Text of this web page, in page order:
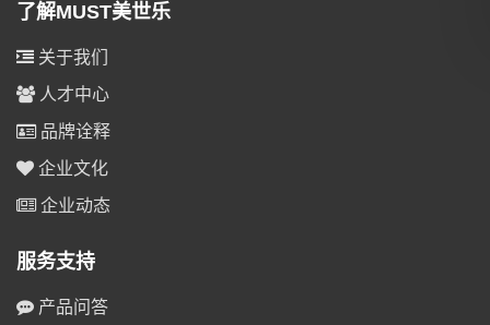
了解MUST美世乐
关于我们
人才中心
品牌诠释
企业文化
企业动态
服务支持
产品问答